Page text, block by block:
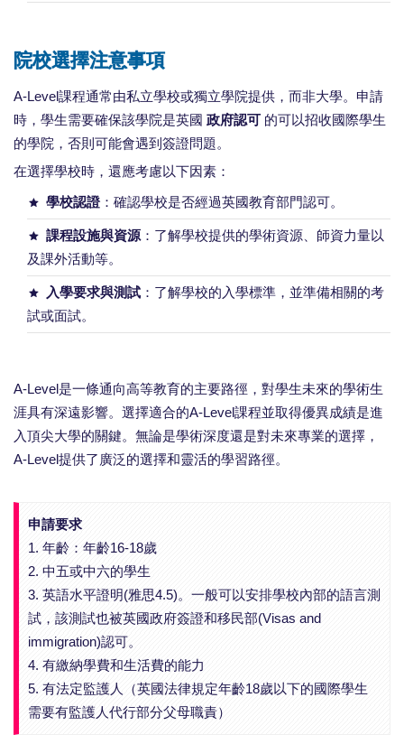
院校選擇注意事項
A-Level課程通常由私立學校或獨立學院提供，而非大學。申請
時，學生需要確保該學院是英國 政府認可 的可以招收國際學生
的學院，否則可能會遇到簽證問題。
在選擇學校時，還應考慮以下因素：
學校認證：確認學校是否經過英國教育部門認可。
課程設施與資源：了解學校提供的學術資源、師資力量以
及課外活動等。
入學要求與測試：了解學校的入學標準，並準備相關的考
試或面試。
A-Level是一條通向高等教育的主要路徑，對學生未來的學術生
涯具有深遠影響。選擇適合的A-Level課程並取得優異成績是進
入頂尖大學的關鍵。無論是學術深度還是對未來專業的選擇，
A-Level提供了廣泛的選擇和靈活的學習路徑。
申請要求
1. 年齡：年齡16-18歲
2. 中五或中六的學生
3. 英語水平證明(雅思4.5)。一般可以安排學校內部的語言測
試，該測試也被英國政府簽證和移民部(Visas and
immigration)認可。
4. 有繳納學費和生活費的能力
5. 有法定監護人（英國法律規定年齡18歲以下的國際學生
需要有監護人代行部分父母職責）